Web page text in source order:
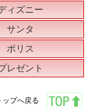
ィズニー
サンタ
ポリス
レゼント
ップへ戻る